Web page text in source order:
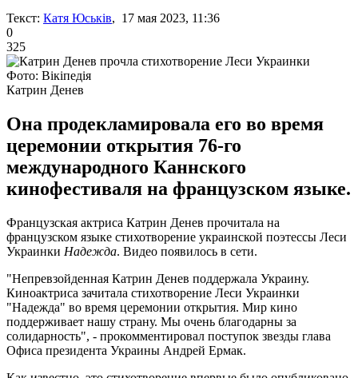
Текст: Катя Юськів, 17 мая 2023, 11:36
0
325
Фото: Вікіпедія
Катрин Денев
Она продекламировала его во время
церемонии открытия 76-го
международного Каннского
кинофестиваля на французском языке.
Французская актриса Катрин Денев прочитала на
французском языке стихотворение украинской поэтессы Леси
Украинки Надежда. Видео появилось в сети.
"Непревзойденная Катрин Денев поддержала Украину.
Киноактриса зачитала стихотворение Леси Украинки
"Надежда" во время церемонии открытия. Мир кино
поддерживает нашу страну. Мы очень благодарны за
солидарность", - прокомментировал поступок звезды глава
Офиса президента Украины Андрей Ермак.